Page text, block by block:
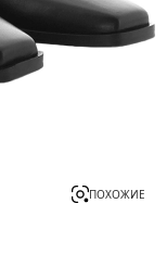
ПОХОЖИЕ